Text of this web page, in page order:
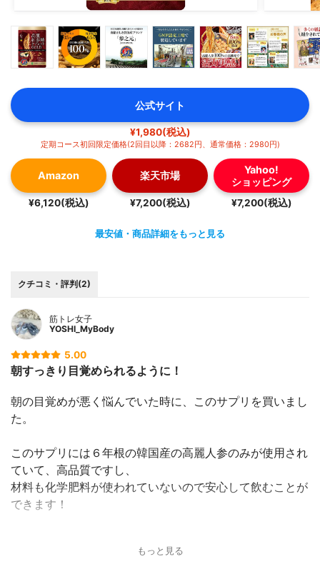
公式サイト
¥1,980(税込)
定期コース初回限定価格(2回目以降：2682円、通常価格：2980円)
Amazon
¥6,120(税込)
楽天市場
¥7,200(税込)
Yahoo!
ショッピング
¥7,200(税込)
最安値・商品詳細をもっと見る
クチコミ・評判(2)
筋トレ女子
YOSHI_MyBody
5.00
朝すっきり目覚められるように！
朝の目覚めが悪く悩んでいた時に、このサプリを買いまし
た。
このサプリには６年根の韓国産の高麗人参のみが使用され
ていて、高品質ですし、
材料も化学肥料が使われていないので安心して飲むことが
できます！
朝すっきりと目覚められるようになって効果を実感し始め
もっと見る